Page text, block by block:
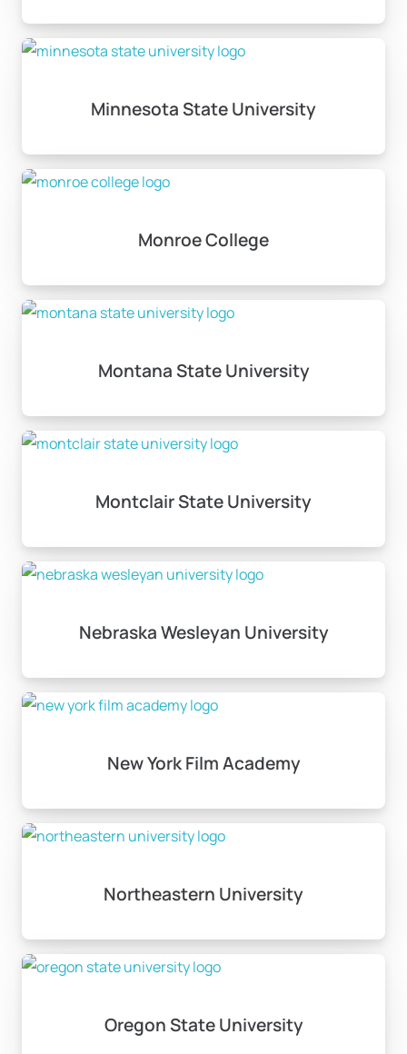
Minnesota State University
Monroe College
Montana State University
Montclair State University
Nebraska Wesleyan University
New York Film Academy
Northeastern University
Oregon State University